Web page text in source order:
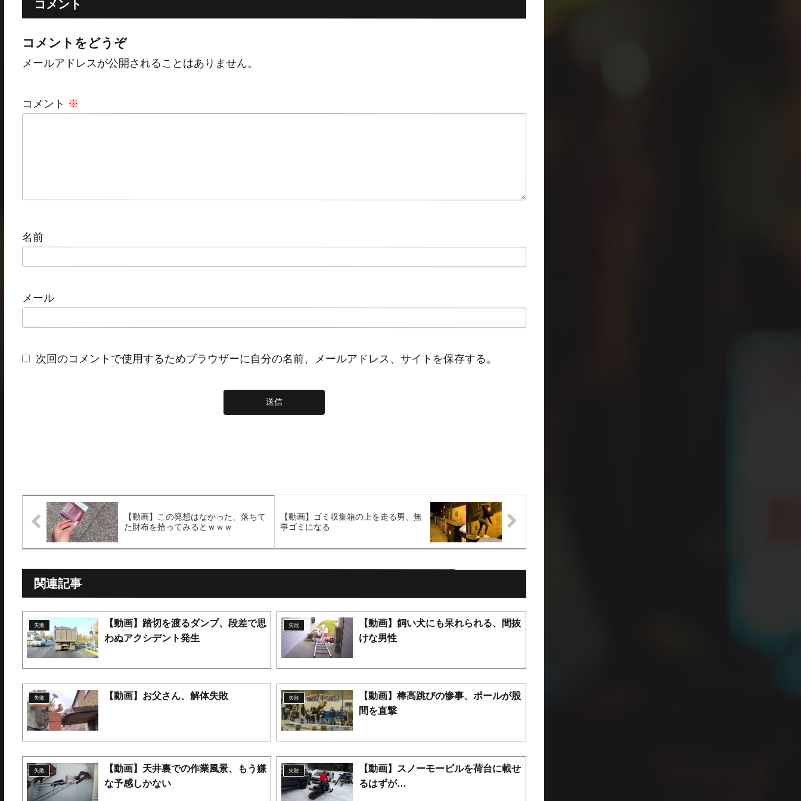
コメント
コメントをどうぞ
メールアドレスが公開されることはありません。
コメント ※
名前
メール
次回のコメントで使用するためブラウザーに自分の名前、メールアドレス、サイトを保存する。
【動画】この発想はなかった、落ちて
た財布を拾ってみるとｗｗｗ
【動画】ゴミ収集箱の上を走る男、無
事ゴミになる
関連記事
失敗 【動画】踏切を渡るダンプ、段差で思
わぬアクシデント発生
失敗 【動画】飼い犬にも呆れられる、間抜
けな男性
失敗 【動画】お父さん、解体失敗 失敗 【動画】棒高跳びの惨事、ポールが股
間を直撃
失敗 【動画】天井裏での作業風景、もう嫌
な予感しかない
失敗 【動画】スノーモービルを荷台に載せ
るはずが…